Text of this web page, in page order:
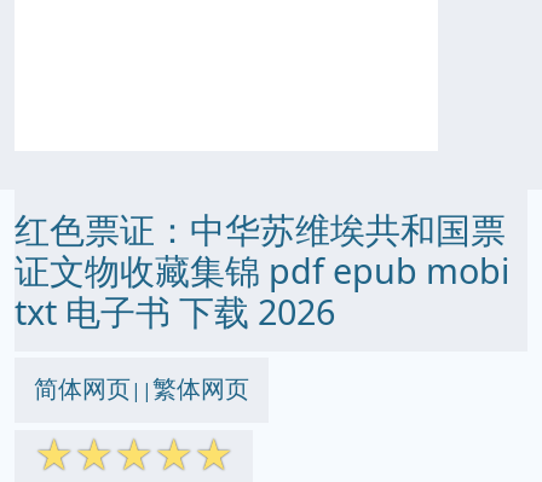
红色票证：中华苏维埃共和国票
证文物收藏集锦 pdf epub mobi
txt 电子书 下载 2026
简体网页||繁体网页
☆☆☆☆☆